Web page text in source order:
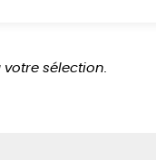
sélection.